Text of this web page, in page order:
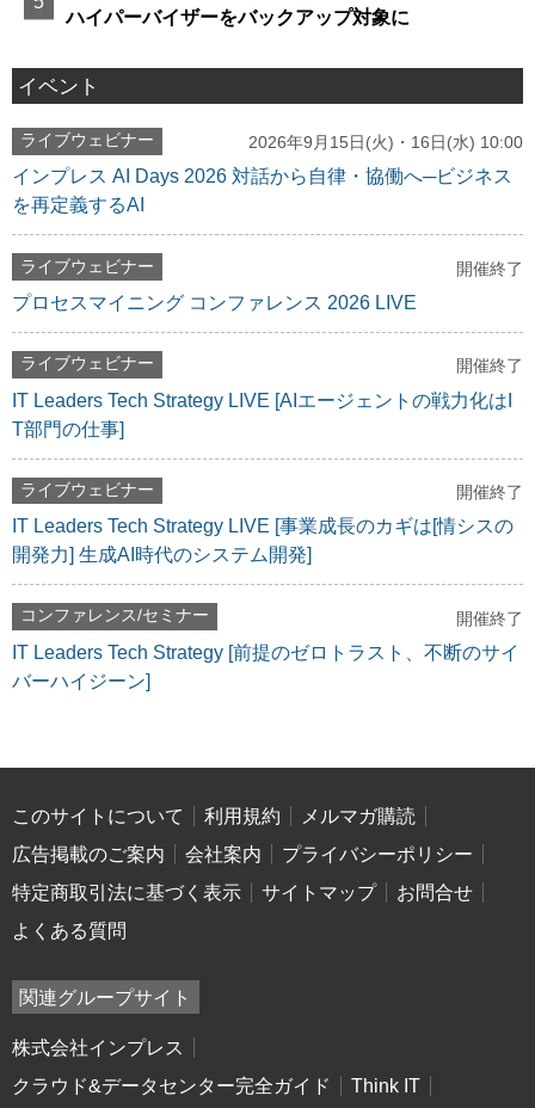
ハイパーバイザーをバックアップ対象に
イベント
ライブウェビナー 2026年9月15日(火)・16日(水) 10:00
インプレス AI Days 2026 対話から自律・協働へ─ビジネス
を再定義するAI
ライブウェビナー 開催終了
プロセスマイニング コンファレンス 2026 LIVE
ライブウェビナー 開催終了
IT Leaders Tech Strategy LIVE [AIエージェントの戦力化はI
T部門の仕事]
ライブウェビナー 開催終了
IT Leaders Tech Strategy LIVE [事業成長のカギは[情シスの
開発力] 生成AI時代のシステム開発]
コンファレンス/セミナー 開催終了
IT Leaders Tech Strategy [前提のゼロトラスト、不断のサイ
バーハイジーン]
このサイトについて 利用規約
メルマガ購読
広告掲載のご案内
会社案内
プライバシーポリシー
特定商取引法に基づく表示
サイトマップ
お問合せ
よくある質問
関連グループサイト
株式会社インプレス
クラウド&データセンター完全ガイド
Think IT